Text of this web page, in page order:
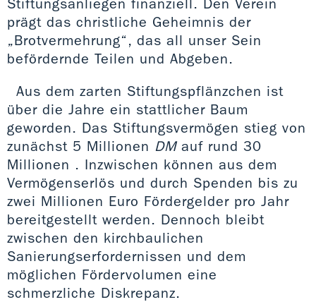
Stiftungsanliegen finanziell. Den Verein
prägt das christliche Geheimnis der
„Brotvermehrung“, das all unser Sein
befördernde Teilen und Abgeben.
Aus dem zarten Stiftungspflänzchen ist
über die Jahre ein stattlicher Baum
geworden. Das Stiftungsvermögen stieg von
zunächst 5 Millionen DMauf rund 30
Millionen . Inzwischen können aus dem
Vermögenserlös und durch Spenden bis zu
zwei Millionen Euro Fördergelder pro Jahr
bereitgestellt werden. Dennoch bleibt
zwischen den kirchbaulichen
Sanierungserfordernissen und dem
möglichen Fördervolumen eine
schmerzliche Diskrepanz.